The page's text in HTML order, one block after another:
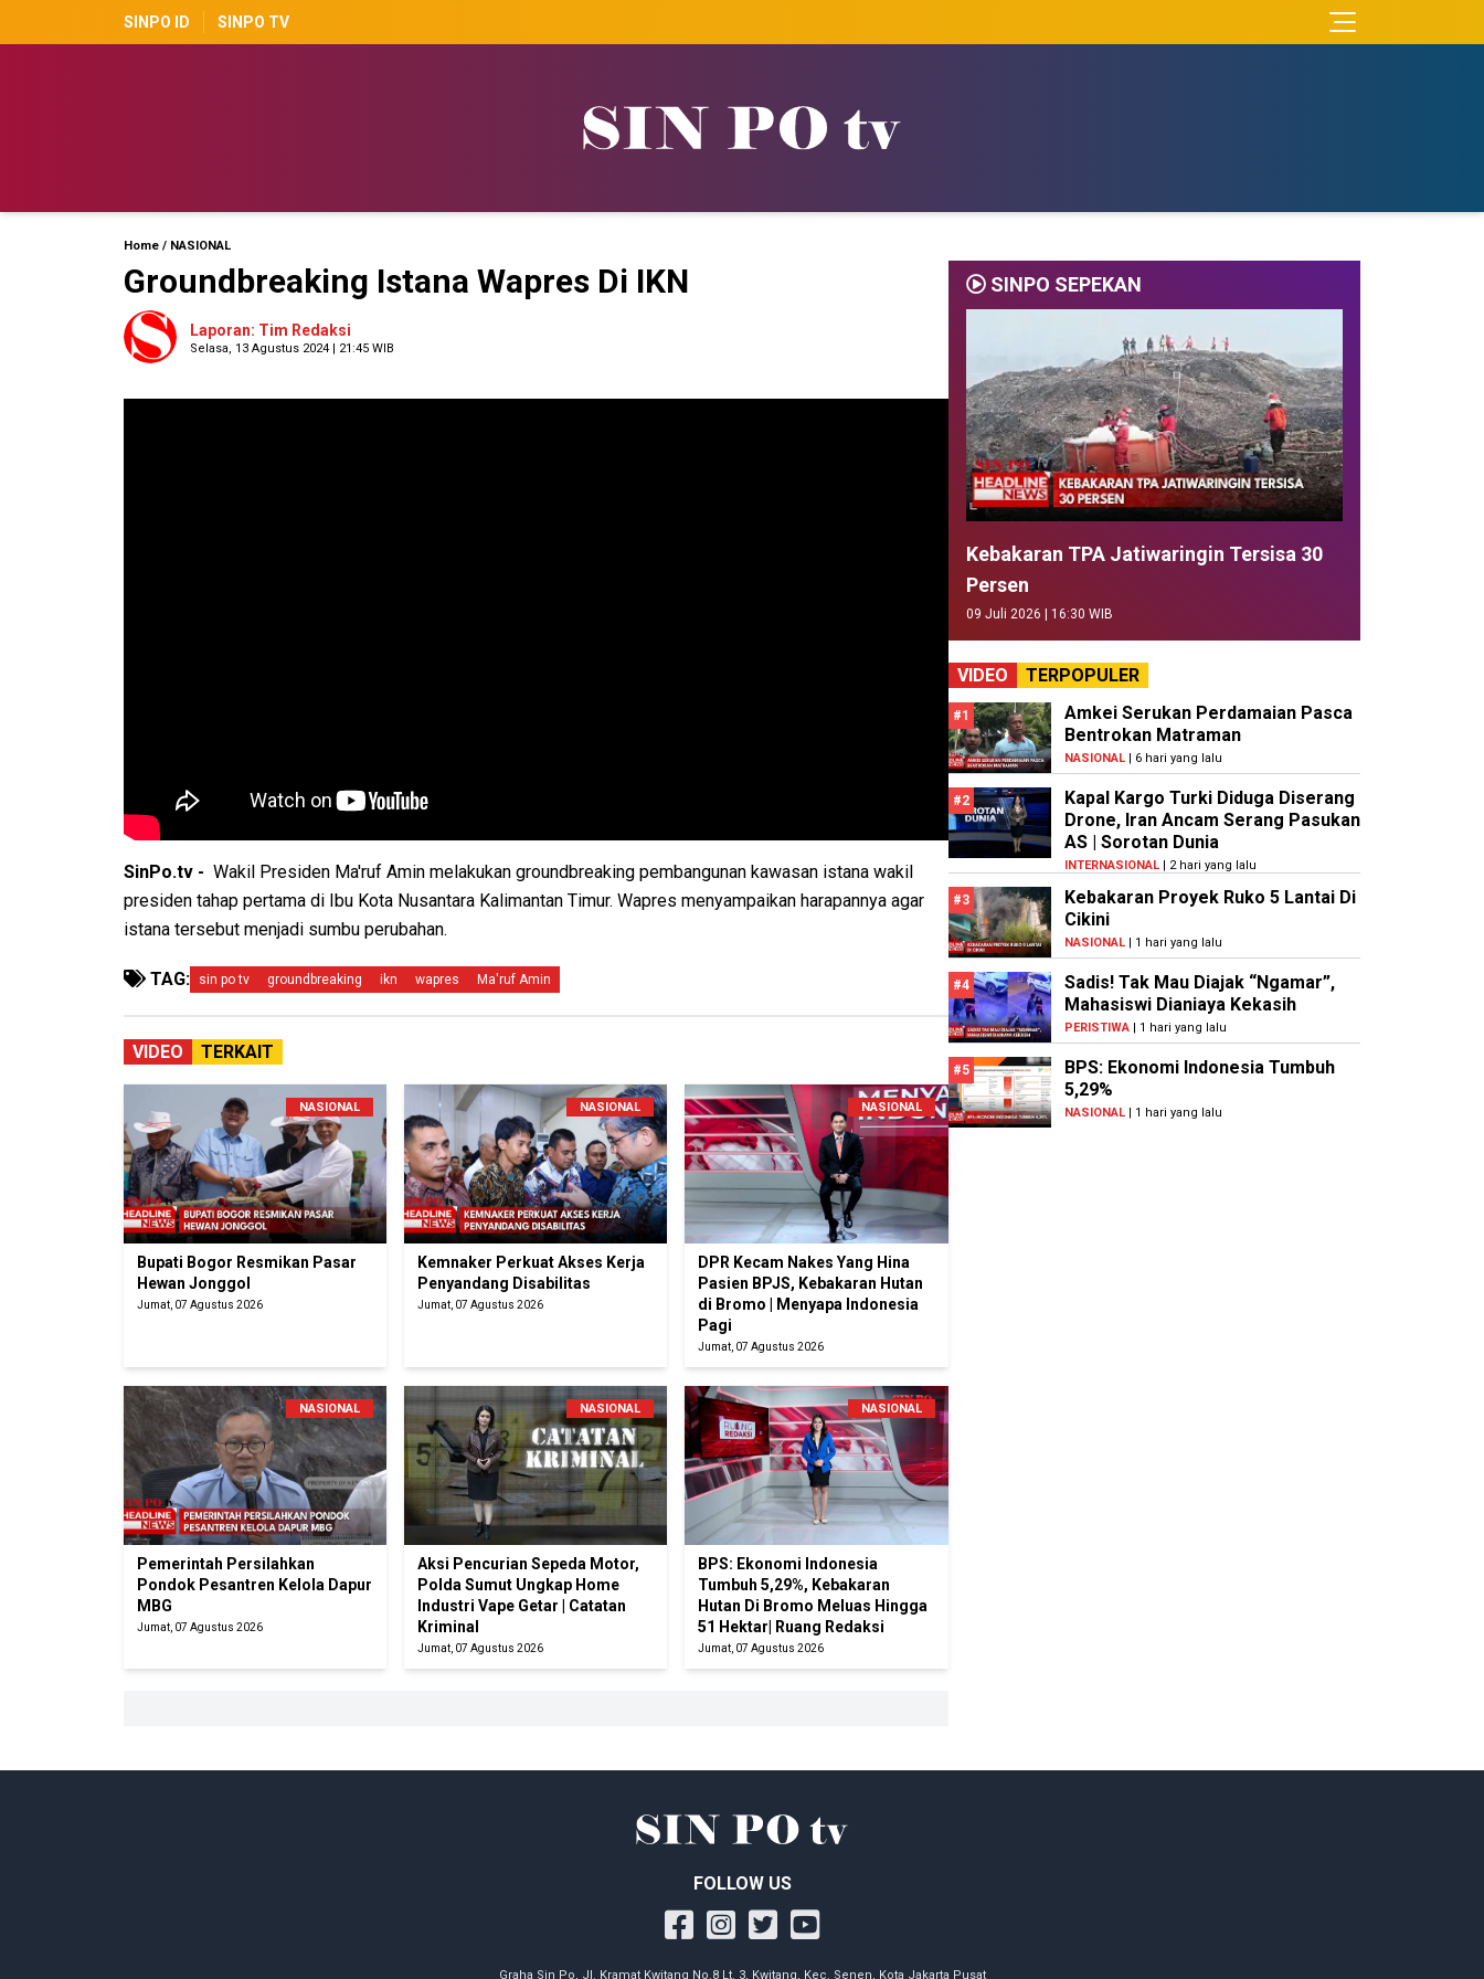
SINPO ID SINPO TV
Home / NASIONAL
Groundbreaking Istana Wapres Di IKN
Laporan: Tim Redaksi
Selasa, 13 Agustus 2024 | 21:45 WIB
SinPo.tv - Wakil Presiden Ma'ruf Amin melakukan groundbreaking pembangunan kawasan istana wakil
presiden tahap pertama di Ibu Kota Nusantara Kalimantan Timur. Wapres menyampaikan harapannya agar
istana tersebut menjadi sumbu perubahan.
TAG: sin po tv groundbreaking ikn wapres Ma'ruf Amin
VIDEO TERKAIT
NASIONAL
Bupati Bogor Resmikan Pasar
Hewan Jonggol
Jumat, 07 Agustus 2026
NASIONAL
Kemnaker Perkuat Akses Kerja
Penyandang Disabilitas
Jumat, 07 Agustus 2026
NASIONAL
DPR Kecam Nakes Yang Hina
Pasien BPJS, Kebakaran Hutan
di Bromo | Menyapa Indonesia
Pagi
Jumat, 07 Agustus 2026
NASIONAL
Pemerintah Persilahkan
Pondok Pesantren Kelola Dapur
MBG
Jumat, 07 Agustus 2026
NASIONAL
Aksi Pencurian Sepeda Motor,
Polda Sumut Ungkap Home
Industri Vape Getar | Catatan
Kriminal
Jumat, 07 Agustus 2026
NASIONAL
BPS: Ekonomi Indonesia
Tumbuh 5,29%, Kebakaran
Hutan Di Bromo Meluas Hingga
51 Hektar| Ruang Redaksi
Jumat, 07 Agustus 2026
SINPO SEPEKAN
Kebakaran TPA Jatiwaringin Tersisa 30
Persen
09 Juli 2026 | 16:30 WIB
VIDEO TERPOPULER
#1
Amkei Serukan Perdamaian Pasca
Bentrokan Matraman
NASIONAL| 6 hari yang lalu
#2
Kapal Kargo Turki Diduga Diserang
Drone, Iran Ancam Serang Pasukan
AS | Sorotan Dunia
INTERNASIONAL| 2 hari yang lalu
#3
Kebakaran Proyek Ruko 5 Lantai Di
Cikini
NASIONAL| 1 hari yang lalu
#4
Sadis! Tak Mau Diajak “Ngamar”,
Mahasiswi Dianiaya Kekasih
PERISTIWA| 1 hari yang lalu
#5
BPS: Ekonomi Indonesia Tumbuh
5,29%
NASIONAL| 1 hari yang lalu
FOLLOW US
Graha Sin Po, Jl. Kramat Kwitang No.8 Lt. 3, Kwitang, Kec. Senen, Kota Jakarta Pusat